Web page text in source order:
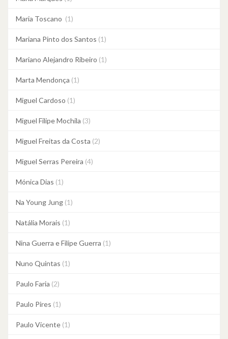
Maria Toscano (1)
Mariana Pinto dos Santos (1)
Mariano Alejandro Ribeiro (1)
Marta Mendonça (1)
Miguel Cardoso (1)
Miguel Filipe Mochila (3)
Miguel Freitas da Costa (2)
Miguel Serras Pereira (4)
Mónica Dias (1)
Na Young Jung (1)
Natália Morais (1)
Nina Guerra e Filipe Guerra (1)
Nuno Quintas (1)
Paulo Faria (2)
Paulo Pires (1)
Paulo Vicente (1)